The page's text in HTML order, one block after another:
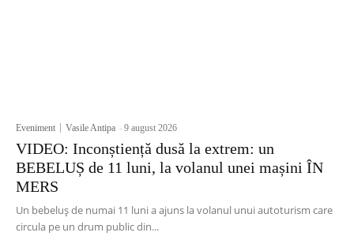
Eveniment Vasile Antipa -9 august 2026
VIDEO: Inconștiență dusă la extrem: un
BEBELUȘ de 11 luni, la volanul unei mașini ÎN
MERS
Un bebeluș de numai 11 luni a ajuns la volanul unui autoturism care
circula pe un drum public din...